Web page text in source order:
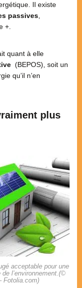
Il existe
passives,
+.
quant à elle
(BEPOS), soit un
qu’il n’en
plus
acceptable pour une
l’environnement.(©
Fotolia.com)